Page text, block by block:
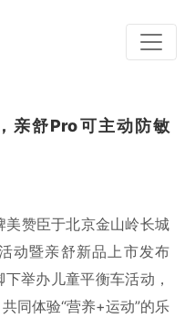
亲舒Pro可主动防敏
美赞臣于北京金山岭长城
动暨亲舒新品上市发布
举办儿童平衡车活动，
同体验“营养+运动”的乐